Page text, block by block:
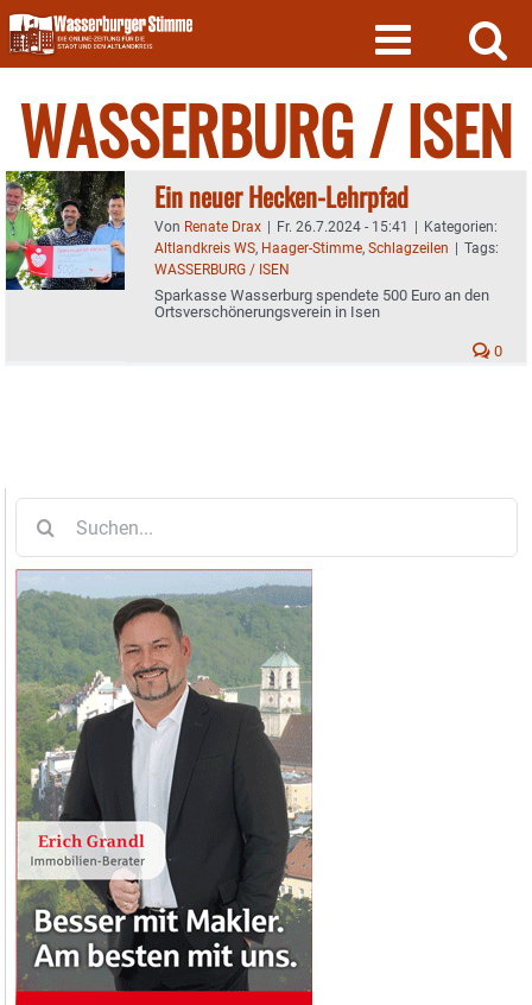
Skip
to
content
WASSERBURG / ISEN
Ein neuer Hecken-Lehrpfad
Von Renate Drax | Fr. 26.7.2024 - 15:41 | Kategorien:
Altlandkreis WS, Haager-Stimme, Schlagzeilen | Tags:
WASSERBURG / ISEN
Sparkasse Wasserburg spendete 500 Euro an den
Ortsverschönerungsverein in Isen
0
nach: